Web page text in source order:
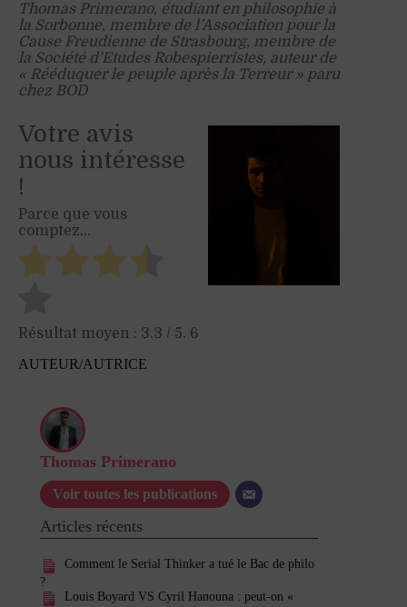
Thomas Primerano, étudiant en philosophie à
la Sorbonne, membre de l’Association pour la
Cause Freudienne de Strasbourg, membre de
la Société d’Etudes Robespierristes, auteur de
« Rééduquer le peuple après la Terreur » paru
chez BOD
Votre avis
nous intéresse
!
Parce que vous
comptez...
Résultat moyen : 3.3 / 5. 6
AUTEUR/AUTRICE
Thomas Primerano
Voir toutes les publications
Articles récents
Comment le Serial Thinker a tué le Bac de philo
?
Louis Boyard VS Cyril Hanouna : peut-on «